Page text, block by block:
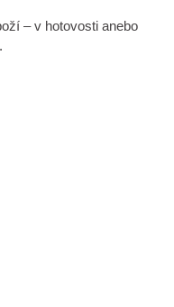
– v hotovosti anebo